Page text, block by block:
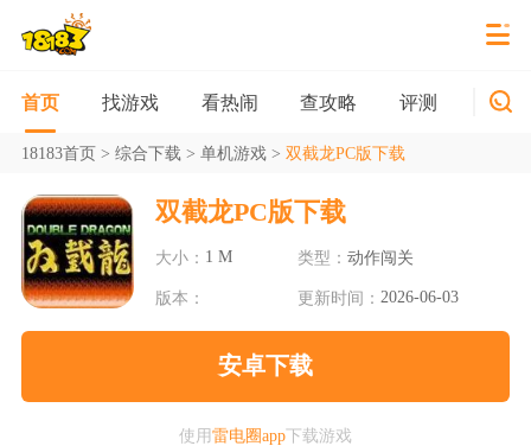
首页 找游戏 看热闹 查攻略 评测 新游
18183首页> 综合下载> 单机游戏> 双截龙PC版下载
双截龙PC版下载
大小： 1 M 类型： 动作闯关
版本： 更新时间： 2026-06-03
安卓下载
使用雷电圈app下载游戏